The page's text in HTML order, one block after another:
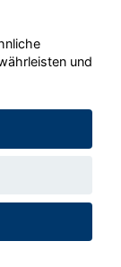
- 2026
und